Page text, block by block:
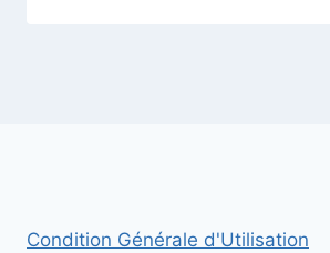
Condition Générale d'Utilisation